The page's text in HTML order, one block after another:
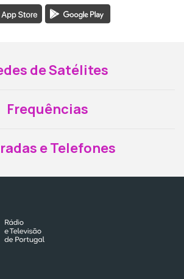
de Satélites
Frequências
e Telefones